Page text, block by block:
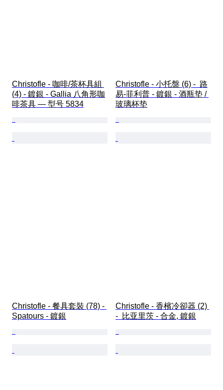
Christofle - 咖啡/茶杯具組
(4) - 鍍銀 - Gallia 八角形咖
啡茶具 — 型号 5834
Christofle - 小托盤 (6) -  路
易-菲利普 - 鍍銀 - 酒瓶垫 /
玻璃杯垫
Christofle - 餐具套裝 (78) -
Spatours - 鍍銀
Christofle - 香檳冷卻器 (2)
-  比亚里茨 - 合金, 鍍銀